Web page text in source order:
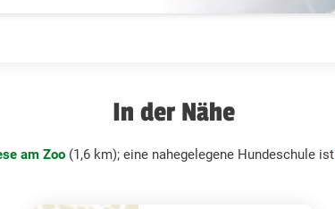
In der Nähe
am Zoo(1,6 km); eine nahegelegene Hundeschule ist